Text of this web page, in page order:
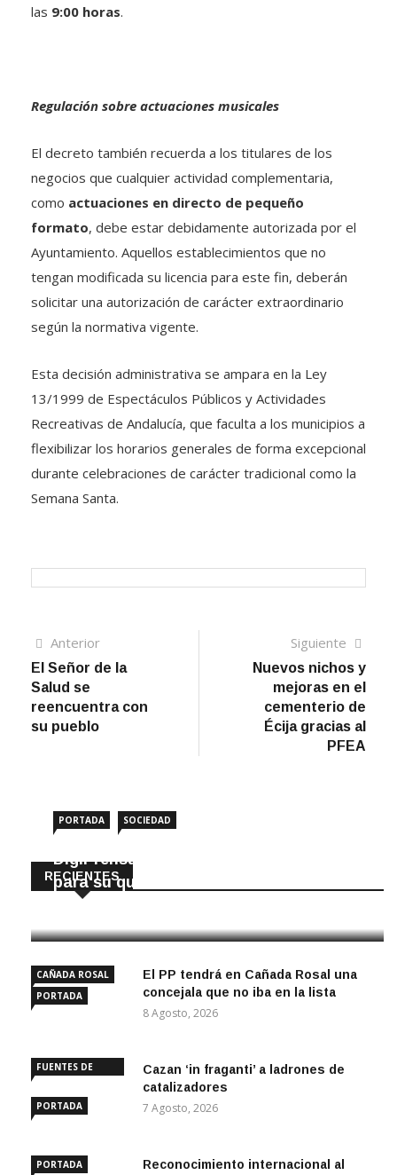
las 9:00 horas.
Regulación sobre actuaciones musicales
El decreto también recuerda a los titulares de los
negocios que cualquier actividad complementaria,
como actuaciones en directo de pequeño
formato, debe estar debidamente autorizada por el
Ayuntamiento. Aquellos establecimientos que no
tengan modificada su licencia para este fin, deberán
solicitar una autorización de carácter extraordinario
según la normativa vigente.
Esta decisión administrativa se ampara en la Ley
13/1999 de Espectáculos Públicos y Actividades
Recreativas de Andalucía, que faculta a los municipios a
flexibilizar los horarios generales de forma excepcional
durante celebraciones de carácter tradicional como la
Semana Santa.
Navegación
de
entradas
AnteriorArtículo
anterior
El Señor de la
Salud se
reencuentra con
su pueblo
Siguiente
Nuevos nichos y
mejoras en el
cementerio de
Écija gracias al
PFEA
RECIENTES
PORTADA SOCIEDAD
DigiPrensa selecciona a Écija al Día
para su quiosco mundial
CAÑADA ROSAL
PORTADA
El PP tendrá en Cañada Rosal una
concejala que no iba en la lista
8 Agosto, 2026
FUENTES DE
PORTADA
Cazan ‘in fraganti’ a ladrones de
catalizadores
7 Agosto, 2026
PORTADA
Reconocimiento internacional al